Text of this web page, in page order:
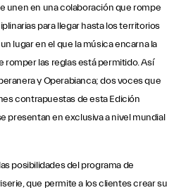
unen en una colaboración que rompe
para llegar hasta los territorios
lugar en el que la música encarna la
romper las reglas está permitido. Así
y Operabianca; dos voces que
contrapuestas de esta Edición
presentan en exclusiva a nivel mundial
posibilidades del programa de
que permite a los clientes crear su